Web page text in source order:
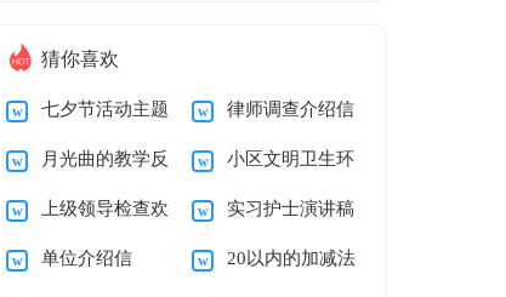
猜你喜欢
七夕节活动主题
策划方案13篇
律师调查介绍信
月光曲的教学反
思15篇
小区文明卫生环
境建议书
上级领导检查欢
迎词通用15篇
实习护士演讲稿
12篇
单位介绍信 20以内的加减法